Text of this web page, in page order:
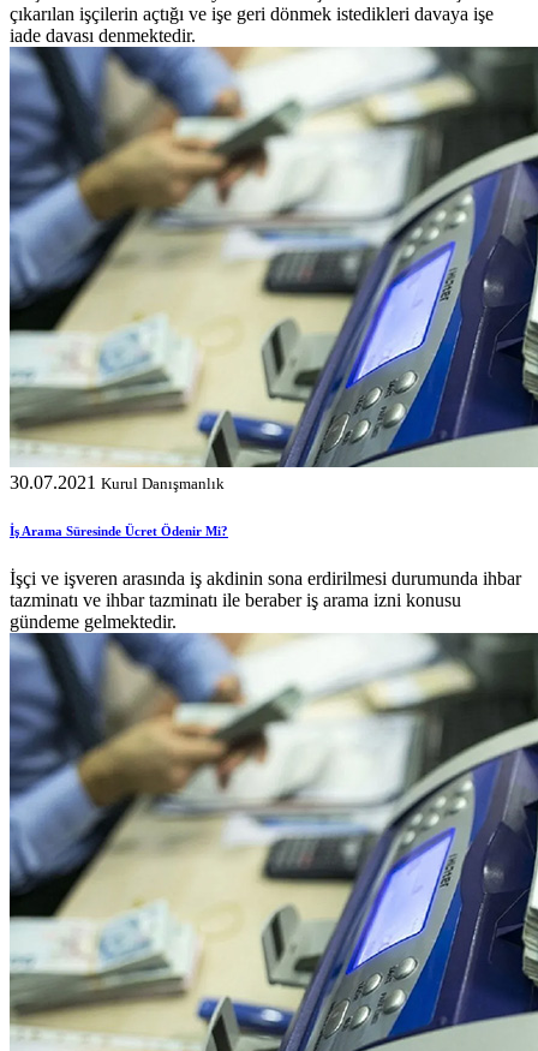
çıkarılan işçilerin açtığı ve işe geri dönmek istedikleri davaya işe
iade davası denmektedir.
30.07.2021 Kurul Danışmanlık
İş Arama Süresinde Ücret Ödenir Mi?
İşçi ve işveren arasında iş akdinin sona erdirilmesi durumunda ihbar
tazminatı ve ihbar tazminatı ile beraber iş arama izni konusu
gündeme gelmektedir.